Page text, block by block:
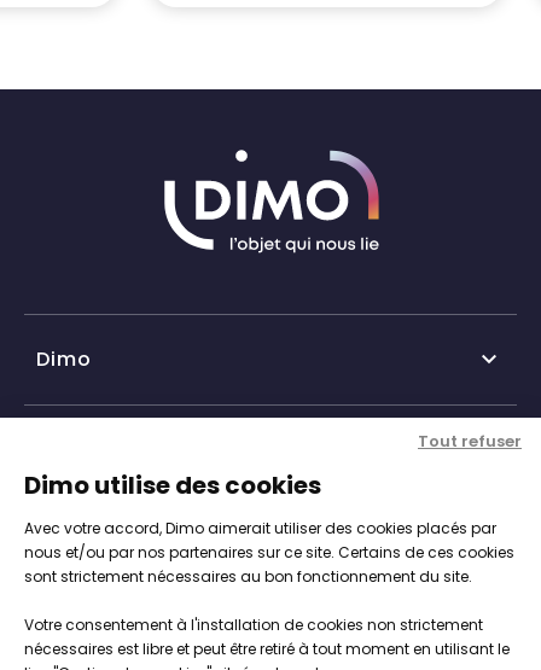
Dimo utilise des cookies
Avec votre accord, Dimo aimerait utiliser des cookies placés par
nous et/ou par nos partenaires sur ce site. Certains de ces cookies
sont strictement nécessaires au bon fonctionnement du site.
Votre consentement à l'installation de cookies non strictement
nécessaires est libre et peut être retiré à tout moment en utilisant le
Tout refuser
Dimo 
Historique DIMO
Nos agences
Catalogue objets publicitaires

Expertise, conseil et service client
Personnalisation de vos objets
Engagements, Normes & Sécurité
Informations 
CGV
Notre démarche RSE 